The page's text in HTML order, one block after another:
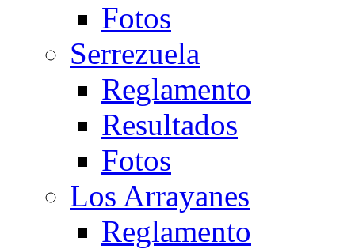
Fotos
Serrezuela
Reglamento
Resultados
Fotos
Los Arrayanes
Reglamento